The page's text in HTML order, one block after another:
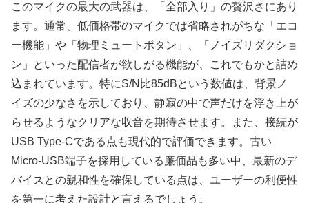
このマイクの最大の武器は、「全部入り」の贅沢さにあり
ます。通常、低価格帯のマイクでは省略されがちな「エコ
ー機能」や「物理ミュートボタン」、「ノイズリダクショ
ン」といった配信者が欲しがる機能が、これでもかと詰め
込まれています。特にS/N比85dBという数値は、背景ノ
イズの少なさを示しており、静寂の中で声だけを浮き上が
らせるようなクリアな収音を期待させます。また、接続が
USB Type-Cである点も現代的で評価できます。古い
Micro-USB端子を採用している廉価品も多い中、最新のデ
バイスとの親和性を確保している点は、ユーザーの利便性
を第一に考えた設計と言えるでしょう。